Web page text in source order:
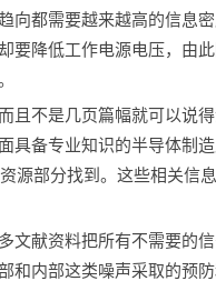
都需要越来越高的信息密
降低工作电源电压，由此
不是几页篇幅就可以说得
具备专业知识的半导体制
源部分找到。这些相关信
献资料把所有不需要的信
和内部这类噪声采取的预